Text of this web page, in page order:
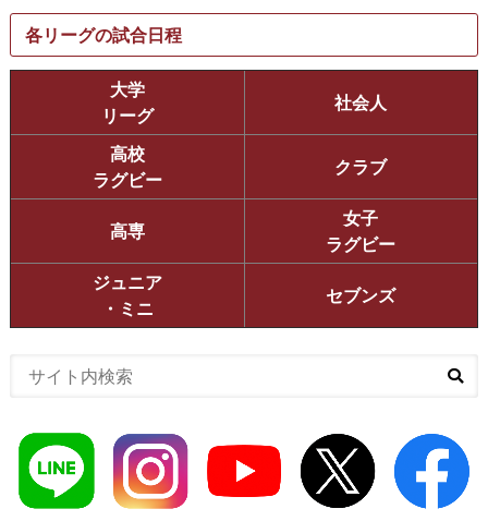
各リーグの試合日程
大学
リーグ
社会人
高校
ラグビー
クラブ
高専
女子
ラグビー
ジュニア
・ミニ
セブンズ